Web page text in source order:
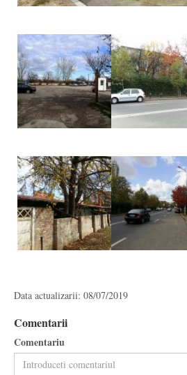
Data actualizarii: 08/07/2019
Comentarii
Comentariu